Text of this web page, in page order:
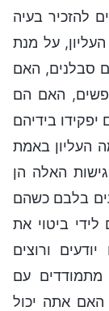
להזכיר בעיה
על מנת
סבלנים, האם
האם הם
בידיהם
העליון באמת
האלה הן
בלבם כשהם
ביטוי את
ורוצים
עם
האם אתה יכול